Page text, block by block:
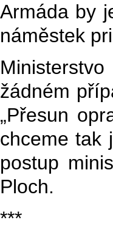
Armáda by
náměstek
žádném
„Přesun
chceme tak
postup
Ploch.
***